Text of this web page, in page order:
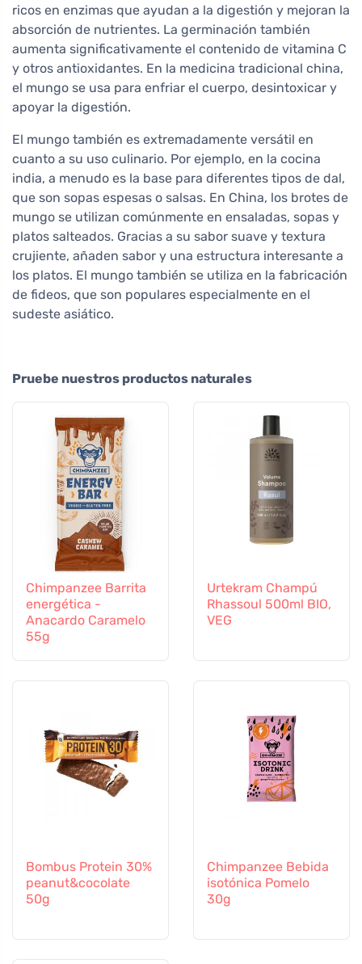
ricos en enzimas que ayudan a la digestión y mejoran la
absorción de nutrientes. La germinación también
aumenta significativamente el contenido de vitamina C
y otros antioxidantes. En la medicina tradicional china,
el mungo se usa para enfriar el cuerpo, desintoxicar y
apoyar la digestión.
El mungo también es extremadamente versátil en
cuanto a su uso culinario. Por ejemplo, en la cocina
india, a menudo es la base para diferentes tipos de dal,
que son sopas espesas o salsas. En China, los brotes de
mungo se utilizan comúnmente en ensaladas, sopas y
platos salteados. Gracias a su sabor suave y textura
crujiente, añaden sabor y una estructura interesante a
los platos. El mungo también se utiliza en la fabricación
de fideos, que son populares especialmente en el
sudeste asiático.
Pruebe nuestros productos naturales
Chimpanzee Barrita
energética -
Anacardo Caramelo
55g
Urtekram Champú
Rhassoul 500ml BIO,
VEG
Bombus Protein 30%
peanut&cocolate
50g
Chimpanzee Bebida
isotónica Pomelo
30g